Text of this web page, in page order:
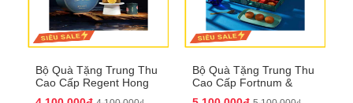
Bộ Quà Tặng Trung Thu
Cao Cấp Regent Hong
Bộ Quà Tặng Trung Thu
Cao Cấp Fortnum &